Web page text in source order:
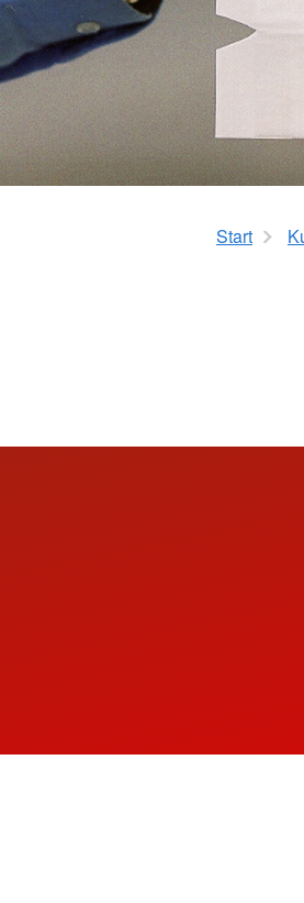
Sanitätsdienstausbildung
Start